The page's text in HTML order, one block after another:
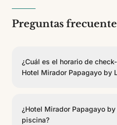
Preguntas
¿Cuál es el horario de
Hotel Mirador Papagayo by
¿Hotel Mirador Papagayo
piscina?